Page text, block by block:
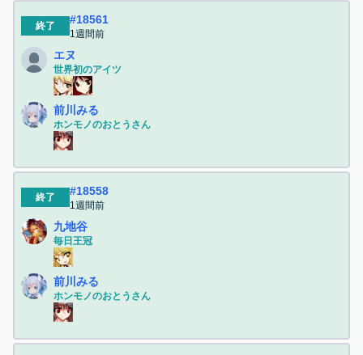
終了 #18561
1週間前
エヌ
世界初のアイツ
前川みる
ホンモノのおとうさん
終了 #18558
1週間前
九地谷
毎日王冠
前川みる
ホンモノのおとうさん